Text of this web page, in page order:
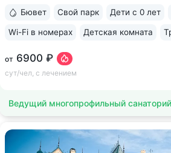
от 6900 ₽
сут/чел, с лечением
Бювет Свой парк Дети с 0 лет
Wi-Fi в номерах Детская комната
Ведущий многопрофильный санаторий